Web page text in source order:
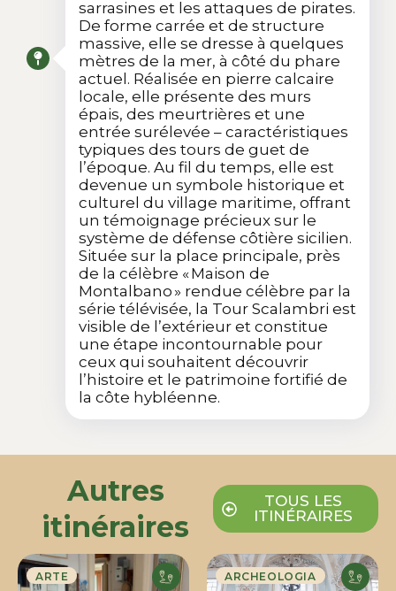
sarrasines et les attaques de pirates.
De forme carrée et de structure
massive, elle se dresse à quelques
mètres de la mer, à côté du phare
actuel. Réalisée en pierre calcaire
locale, elle présente des murs
épais, des meurtrières et une
entrée surélevée – caractéristiques
typiques des tours de guet de
l’époque. Au fil du temps, elle est
devenue un symbole historique et
culturel du village maritime, offrant
un témoignage précieux sur le
système de défense côtière sicilien.
Située sur la place principale, près
de la célèbre « Maison de
Montalbano » rendue célèbre par la
série télévisée, la Tour Scalambri est
visible de l’extérieur et constitue
une étape incontournable pour
ceux qui souhaitent découvrir
l’histoire et le patrimoine fortifié de
la côte hybléenne.
Autres
itinéraires
TOUS LES
ITINÉRAIRES
ARTE ARCHEOLOGIA